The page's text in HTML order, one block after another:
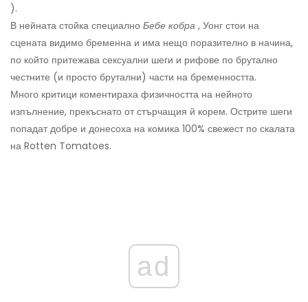
).
В нейната стойка специално Бебе кобра , Уонг стои на
сцената видимо бременна и има нещо поразително в начина,
по който притежава сексуални шеги и рифове по брутално
честните (и просто брутални) части на бременността.
Много критици коментираха физичността на нейното
изпълнение, прекъснато от стърчащия й корем. Острите шеги
попадат добре и донесоха на комика 100% свежест по скалата
на Rotten Tomatoes.
ad